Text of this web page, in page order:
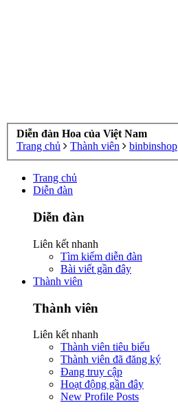
Diễn đàn Hoa của Việt Nam
Trang chủ
Thành viên binbinshop
Trang chủ
Diễn đàn
Diễn đàn
Liên kết nhanh
Tìm kiếm diễn đàn
Bài viết gần đây
Thành viên
Thành viên
Liên kết nhanh
Thành viên tiêu biểu
Thành viên đã đăng ký
Đang truy cập
Hoạt động gần đây
New Profile Posts